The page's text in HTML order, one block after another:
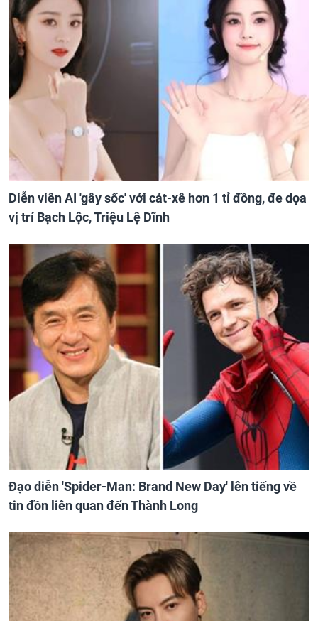
Diễn viên AI 'gây sốc' với cát-xê hơn 1 tỉ đồng, đe dọa
vị trí Bạch Lộc, Triệu Lệ Dĩnh
Đạo diễn 'Spider-Man: Brand New Day' lên tiếng về
tin đồn liên quan đến Thành Long